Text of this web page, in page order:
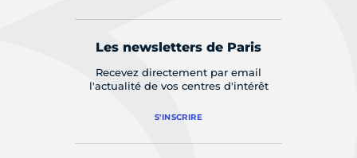
Les newsletters de Paris
Recevez directement par email
l'actualité de vos centres d'intérêt
S'INSCRIRE